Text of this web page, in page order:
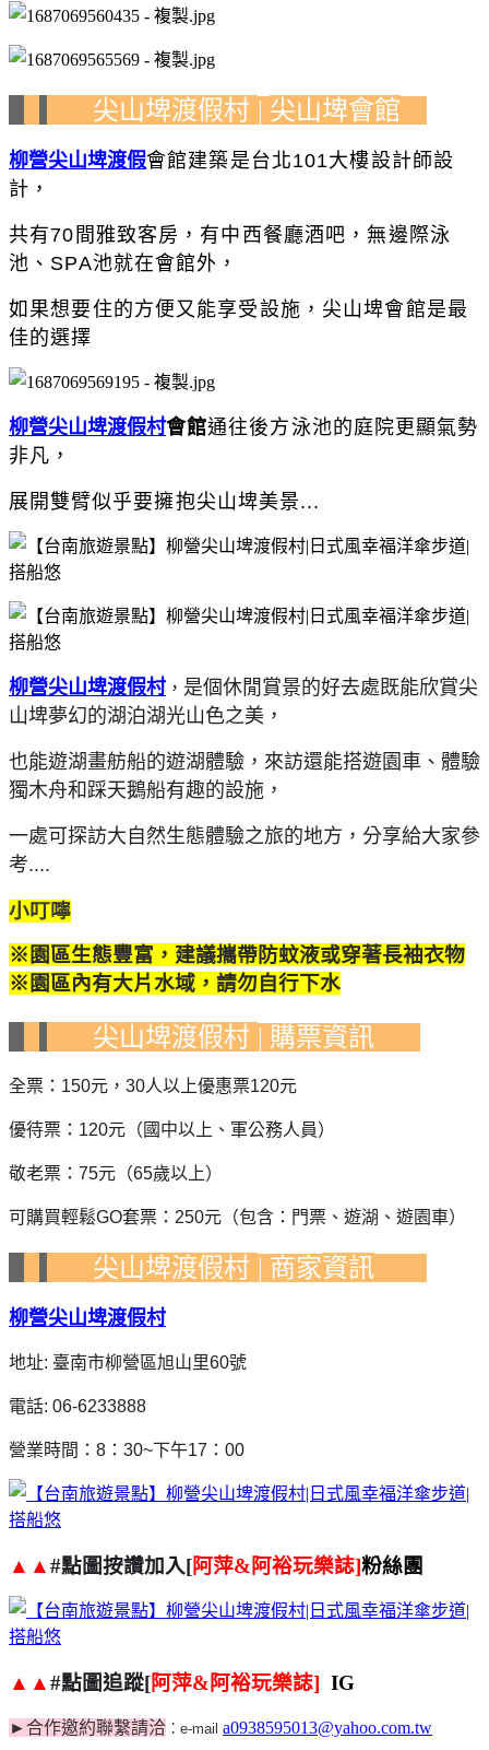
尖山埤渡假村 | 尖山埤會館
柳營尖山埤渡假會館建築是台北101大樓設計師設
計，
共有70間雅致客房，有中西餐廳酒吧，無邊際泳
池、SPA池就在會館外，
如果想要住的方便又能享受設施，尖山埤會館是最
佳的選擇
柳營尖山埤渡假村會館通往後方泳池的庭院更顯氣勢
非凡，
展開雙臂似乎要擁抱尖山埤美景...
柳營尖山埤渡假村 ， 是個休閒賞景的好去處既能欣賞尖
山埤夢幻的湖泊湖光山色之美，
也能遊湖畫舫船的遊湖體驗，來訪還能搭遊園車、體驗
獨木舟和踩天鵝船有趣的設施，
一處可探訪大自然生態體驗之旅的地方，分享給大家參
考....
小叮嚀
※園區生態豐富，建議攜帶防蚊液或穿著長袖衣物
※園區內有大片水域，請勿自行下水
尖山埤渡假村 | 購票資訊
全票：150元，30人以上優惠票120元
優待票：120元（國中以上、軍公務人員）
敬老票：75元（65歲以上）
可購買輕鬆GO套票： 250元（包含：門票、遊湖、遊園車）
尖山埤渡假村 | 商家資訊
柳營尖山埤渡假村
地址: 臺南市柳營區旭山里60號
電話: 06-6233888
營業時間：8：30~下午17：00
▲▲#點圖按讚加入[阿萍&阿裕玩樂誌]粉絲團
▲▲#點圖追蹤[阿萍&阿裕玩樂誌] IG
►合作邀約聯繫請洽 ： e-mail a0938595013@yahoo.com.tw